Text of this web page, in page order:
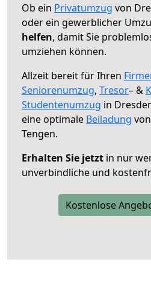
Ob ein Privatumzug von
oder ein gewerblicher
helfen, damit Sie
umziehen können.
Allzeit bereit für Ihren
Seniorenumzug, Tresor– &
Studentenumzug in
eine optimale Beiladung
Tengen.
Erhalten Sie jetzt in nur
unverbindliche und
Kostenlose